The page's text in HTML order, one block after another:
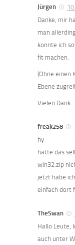
Jürgen
Danke, mir
man
konnte ich
fit machen.
(Ohne einen
Ebene
Vielen Dank.
freak258
hy
hatte das
win32.zip
jetzt habe
einfach dort
TheSwan
Hallo Leute,
auch unter